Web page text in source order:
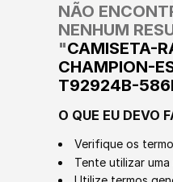
NÃO
NENHUM
"CAMISETA-
CHAMPION-
T92924B-
O QUE EU DEVO
Verifique os
Tente utilizar uma